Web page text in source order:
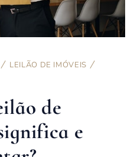
LEILÃO DE IMÓVEIS
de
e